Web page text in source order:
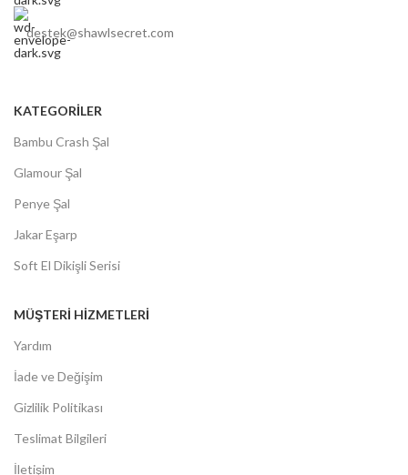
destek@shawlsecret.com
KATEGORİLER
Bambu Crash Şal
Glamour Şal
Penye Şal
Jakar Eşarp
Soft El Dikişli Serisi
MÜŞTERİ HİZMETLERİ
Yardım
İade ve Değişim
Gizlilik Politikası
Teslimat Bilgileri
İletişim